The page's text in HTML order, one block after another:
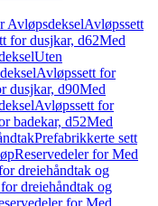
AvløpsdekselAvløpssett
for dusjkar, d62Med
Uten
Avløpssett for
dusjkar, d90Med
Avløpssett for
badekar, d52Med
Prefabrikkerte sett
Reservedeler for Med
dreiehåndtak og
dreiehåndtak og
for Med